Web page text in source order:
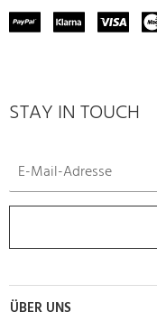
STAY IN TOUCH
ÜBER UNS